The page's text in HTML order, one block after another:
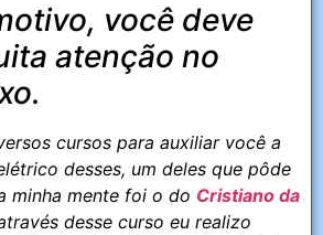
você deve
atenção no
cursos para auxiliar você a
desses, um deles que pôde
minha mente foi o do Cristiano da
desse curso eu realizo